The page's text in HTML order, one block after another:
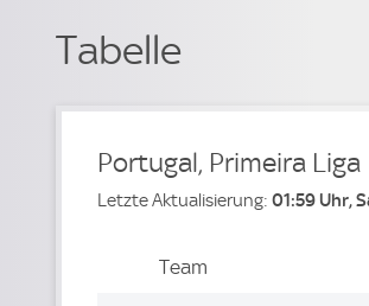
Tabelle
Portugal, Primeira Liga
Letzte Aktualisierung: 01:59 Uhr,
PlatzTeam